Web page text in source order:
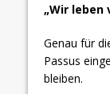
„Wir leben
Genau für
Passus
bleiben.